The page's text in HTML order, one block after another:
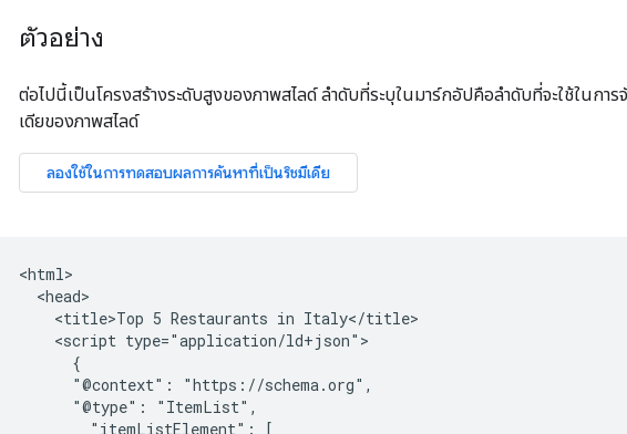
ตัวอย่าง
ต่อไปนี้เป็นโครงสร้างระดับสูงของภาพสไลด์ ลำดับที่ระบุในมาร์กอัปคือลำดับที่จะใช้ในกา
เดียของภาพสไลด์
  <html>
    <head>
      <title>Top 5 Restaurants in Italy</title>
      <script type="application/ld+json">
        {
        "@context": "https://schema.org",
        "@type": "ItemList",
          "itemListElement": [